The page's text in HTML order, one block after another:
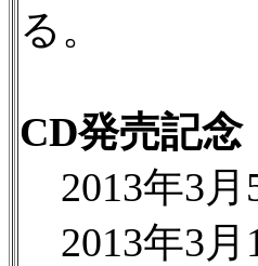
る。
CD発売記
2013年3月
2013年3月